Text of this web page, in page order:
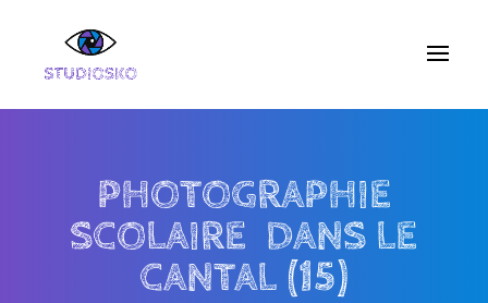
PHOTOGRAPHIE
SCOLAIRE DANS LE
CANTAL (15)